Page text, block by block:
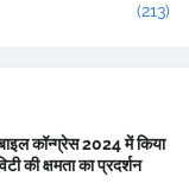
(213)
कॉन्ग्रेस 2024 में किया
की क्षमता का प्रदर्शन